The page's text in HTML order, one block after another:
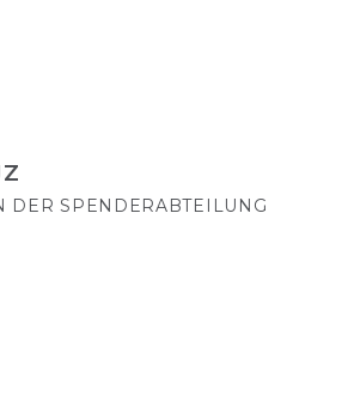
DER SPENDERABTEILUNG